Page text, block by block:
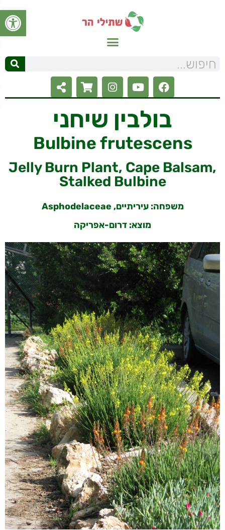
פתח
בולבין שיחני
Bulbine frutescens
Jelly Burn Plant, Cape Balsam,
Stalked Bulbine
משפחה: עיריתיים, Asphodelaceae
מוצא: דרום-אפריקה